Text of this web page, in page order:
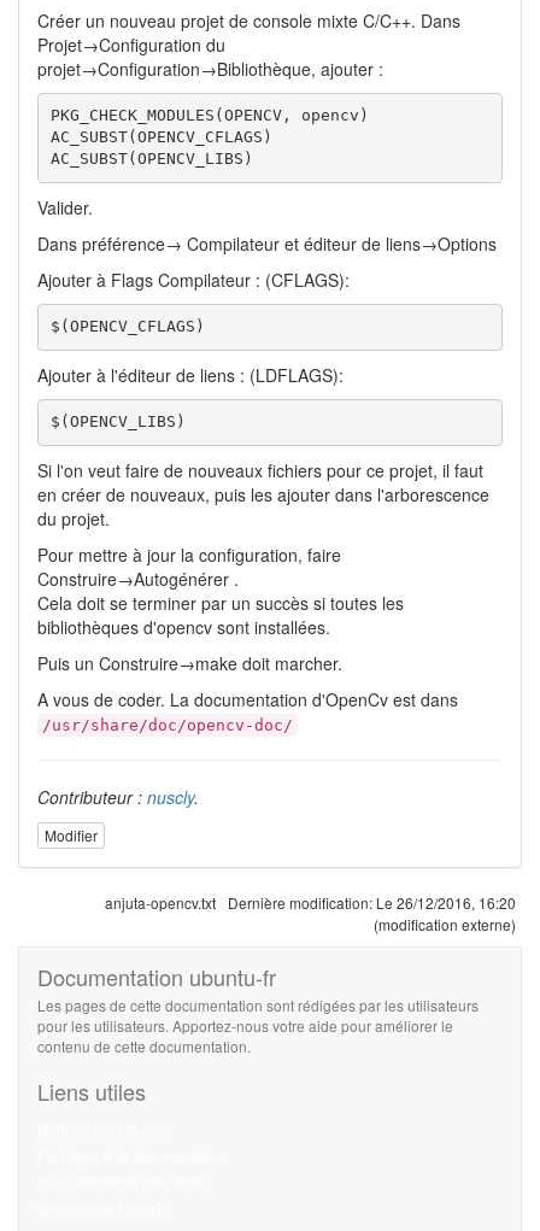
Créer un nouveau projet de console mixte C/C++. Dans
Projet→Configuration du
projet→Configuration→Bibliothèque, ajouter :
PKG_CHECK_MODULES(OPENCV, opencv)
AC_SUBST(OPENCV_CFLAGS)
AC_SUBST(OPENCV_LIBS)
Valider.
Dans préférence→ Compilateur et éditeur de liens→Options
Ajouter à Flags Compilateur : (CFLAGS):
$(OPENCV_CFLAGS)
Ajouter à l'éditeur de liens : (LDFLAGS):
$(OPENCV_LIBS)
Si l'on veut faire de nouveaux fichiers pour ce projet, il faut
en créer de nouveaux, puis les ajouter dans l'arborescence
du projet.
Pour mettre à jour la configuration, faire
Construire→Autogénérer .
Cela doit se terminer par un succès si toutes les
bibliothèques d'opencv sont installées.
Puis un Construire→make doit marcher.
A vous de coder. La documentation d'OpenCv est dans
/usr/share/doc/opencv-doc/
Contributeur : nuscly.
Modifier
anjuta-opencv.txt Dernière modification: Le 26/12/2016, 16:20
(modification externe)
Documentation ubuntu-fr
Les pages de cette documentation sont rédigées par les utilisateurs
pour les utilisateurs. Apportez-nous votre aide pour améliorer le
contenu de cette documentation.
Liens utiles